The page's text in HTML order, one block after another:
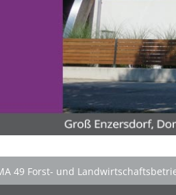
'Schlafnester
Kids nĂ¤chtigen auf
Gemeinsam mit
'Schlafnest'nĂ¤chtigen,
gestalten, kreativ ein
baden, klettern,
Knistern am Lagerfeuer
erkunden und viele
PĂ¤dagog*innen wissen
um die Uhr um das
und Freude im Camp-
49 Forst- und